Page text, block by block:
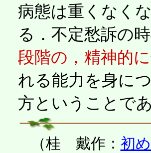
病態は重くなく
る．不定愁訴の
段階の，精神的
れる能力を身に
方ということで
（桂 戴作： 初